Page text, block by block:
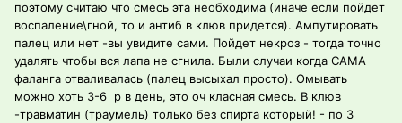
поэтому считаю что смесь эта необходима (иначе если пойдет
воспаление\гной, то и антиб в клюв придется). Ампутировать
палец или нет -вы увидите сами. Пойдет некроз - тогда точно
удалять чтобы вся лапа не сгнила. Были случаи когда САМА
фаланга отваливалась (палец высыхал просто). Омывать
можно хоть 3-6 р в день, это оч класная смесь. В клюв
-травматин (траумель) только без спирта который! - по 3